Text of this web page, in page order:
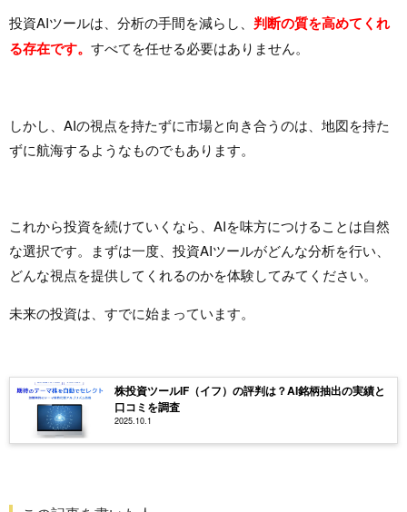
投資AIツールは、分析の手間を減らし、 判断の質を高めてくれ
る存在です。 すべてを任せる必要はありません。
しかし、AIの視点を持たずに市場と向き合うのは、地図を持た
ずに航海するようなものでもあります。
これから投資を続けていくなら、AIを味方につけることは自然
な選択です。まずは一度、投資AIツールがどんな分析を行い、
どんな視点を提供してくれるのかを体験してみてください。
未来の投資は、すでに始まっています。
株投資ツールIF（イフ）の評判は？AI銘柄抽出の実績と
口コミを調査
2025.10.1